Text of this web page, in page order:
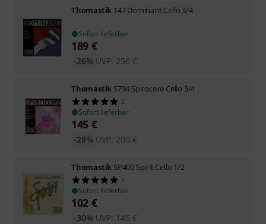
Thomastik 147 Dominant Cello 3/4
Sofort lieferbar
189 €
UVP: 256 €
-26%
Thomastik S794 Spirocore Cello 3/4
2
Sofort lieferbar
145 €
UVP: 200 €
-28%
Thomastik SP400 Spirit Cello 1/2
1
Sofort lieferbar
102 €
UVP: 146 €
-30%